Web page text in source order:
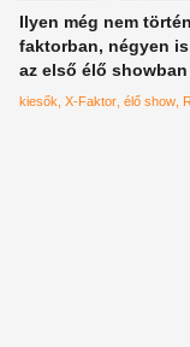
Ilyen még nem
faktorban, négyen
az első élő showban
kiesők X-Faktor élő show